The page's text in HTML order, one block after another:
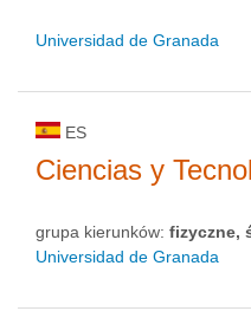
Universidad de Granada
ES
Ciencias y
grupa kierunków: fizyczne,
Universidad de Granada